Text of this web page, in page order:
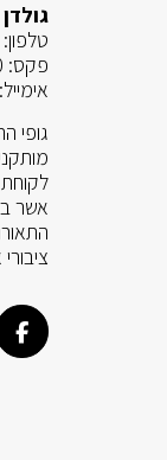
טלפון:
פקס:
אימייל:
גופי
אשר